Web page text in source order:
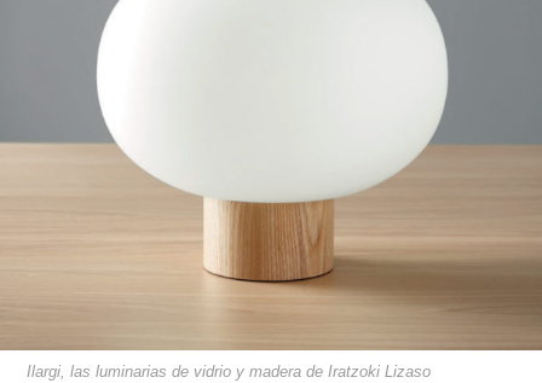
Ilargi, las luminarias de vidrio y madera de Iratzoki Lizaso